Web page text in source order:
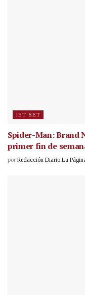
JET SET
Spider-Man: Brand
primer fin de
por Redacción Diario La